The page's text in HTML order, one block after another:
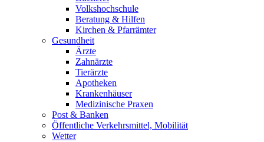
Volkshochschule
Beratung & Hilfen
Kirchen & Pfarrämter
Gesundheit
Ärzte
Zahnärzte
Tierärzte
Apotheken
Krankenhäuser
Medizinische Praxen
Post & Banken
Öffentliche Verkehrsmittel, Mobilität
Wetter